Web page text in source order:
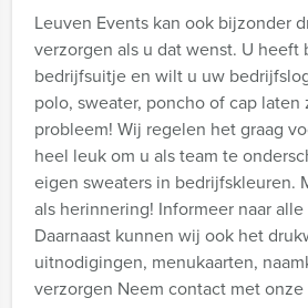
Leuven Events kan ook bijzonder
verzorgen als u dat wenst. U heeft
bedrijfsuitje en wilt u uw
polo, sweater, poncho of cap laten
probleem! Wij regelen het graag
heel leuk om u als team te
eigen sweaters in bedrijfskleuren.
als herinnering! Informeer naar
Daarnaast kunnen wij ook het
uitnodigingen, menukaarten,
verzorgen Neem contact met